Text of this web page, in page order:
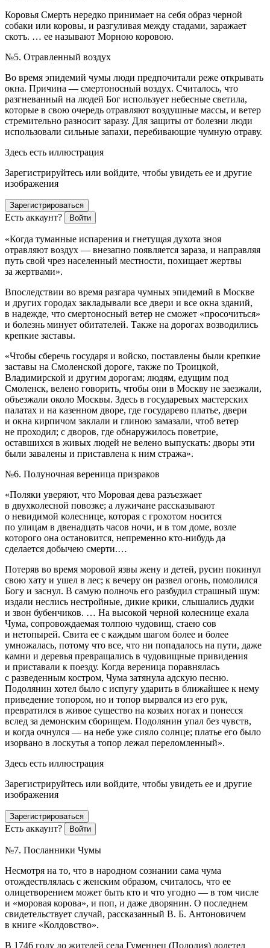
Коровья Смерть нередко принимает на себя образ черной
собаки или коровы, и разгуливая между стадами, заражает
скотъ. … ее называют Морною коровою.
№5. Отравленный воздух
Во время эпидемий чумы люди предпочитали реже открывать
окна. Причина — смертоносный воздух. Считалось, что
разгневанный на людей Бог использует небесные светила,
которые в свою очередь отравляют воздушные массы, и ветер
стремительно разносит заразу. Для защиты от болезни люди
использовали сильные запахи, перебивающие чумную отраву.
Здесь есть иллюстрация
Зарегистрируйтесь или войдите, чтобы увидеть ее и другие
изображения
Зарегистрироваться
Есть аккаунт? Войти
«Когда туманные испарения и гнетущая духота зноя
отравляют воздух — внезапно появляется зараза, и направляя
путь свой чрез населенный местности, похищает жертвы
за жертвами».
Впоследствии во время разгара чумных эпидемий в Москве
и других городах закладывали все двери и все окна зданий,
в надежде, что смертоносный ветер не сможет «просочиться»
и болезнь минует обитателей. Также на дорогах возводились
крепкие заставы.
«Чтобы сберечь государя и войско, поставлены были крепкие
заставы на Смоленской дороге, также по Троицкой,
Владимирской и другим дорогам; людям, едущим под
Смоленск, велено говорить, чтобы они в Москву не заезжали,
объезжали около Москвы. Здесь в государевых мастерских
палатах и на казенном дворе, где государево платье, двери
и окна кирпичом заклали и глиною замазали, чтоб ветер
не проходил; с дворов, где обнаружилось поветрие,
оставшихся в живых людей не велено выпускать: дворы эти
были завалены и приставлена к ним стража».
№6. Полуночная вереница призраков
«Поляки уверяют, что Моровая дева разъезжает
в двухколесной повозке; а лужичане рассказывают
о невидимой колеснице, которая с грохотом носится
по улицам в двенадцать часов ночи, и в том доме, возле
которого она остановится, непременно кто-нибудь да
сделается добычею смерти.…
Потеряв во время моровой язвы жену и детей, русин покинул
свою хату и ушел в лес; к вечеру он развел огонь, помолился
Богу и заснул. В самую полночь его разбудил страшный шум:
издали неслись нестройные, дикие крики, слышались дудки
и звон бубенчиков. … На высокой черной колеснице ехала
Чума, сопровождаемая толпою чудовищ, стаею сов
и нетопырей. Свита ее с каждым шагом более и более
умножалась, потому что все, что ни попадалось на пути, даже
камни и деревья превращались в чудовищные привидения
и приставали к поезду. Когда вереница поравнялась
с разведенным костром, Чума затянула адскую песню.
Подолянин хотел было с испугу ударить в ближайшее к нему
приведение топором, но и топор вырвался из его рук,
превратился в живое существо на козьих ногах и понесся
вслед за демонским сборищем. Подолянин упал без чувств,
и когда очнулся — на небе уже сияло солнце; платье его было
изорвано в лоскутья а топор лежал переломленный».
Здесь есть иллюстрация
Зарегистрируйтесь или войдите, чтобы увидеть ее и другие
изображения
Зарегистрироваться
Есть аккаунт? Войти
№7. Посланники Чумы
Несмотря на то, что в народном сознании сама чума
отождествлялась с женским образом, считалось, что ее
олицетворением может быть кто и что угодно — в том числе
и «моровая корова», и поп, и даже дворянин. О последнем
свидетельствует случай, рассказанный В. Б. Антоновичем
в книге «Колдовство».
В 1746 году до жителей села Гуменнец (Подолия) долетел